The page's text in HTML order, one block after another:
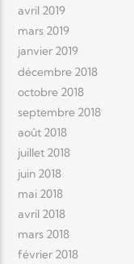
avril 2019
mars 2019
janvier 2019
décembre 2018
octobre 2018
septembre 2018
août 2018
juillet 2018
juin 2018
mai 2018
avril 2018
mars 2018
février 2018